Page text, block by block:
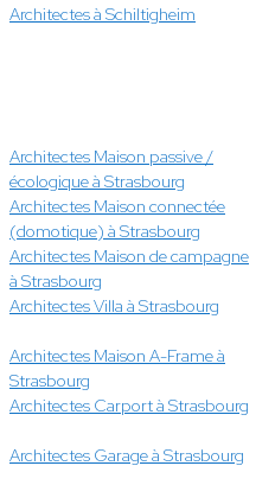
Architectes à Schiltigheim
Architectes Maison passive /
écologique à Strasbourg
Architectes Maison connectée
(domotique) à Strasbourg
Architectes Maison de campagne
à Strasbourg
Architectes Villa à Strasbourg
Architectes Maison A-Frame à
Strasbourg
Architectes Carport à Strasbourg
Architectes Garage à Strasbourg